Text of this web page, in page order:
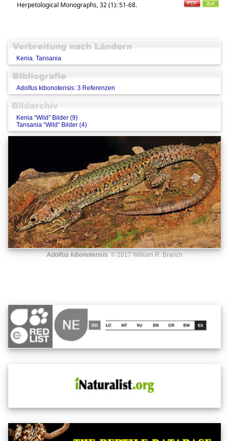
Herpetological Monographs, 32 (1): 51-68.
Kenia, Tansania
Adolfus kibonotensis: 3 Referenzen
Kenia “Wild” Bilder (9)
Tansania “Wild” Bilder (4)
Adolfus kibonotensis © 2017 William R. Branch